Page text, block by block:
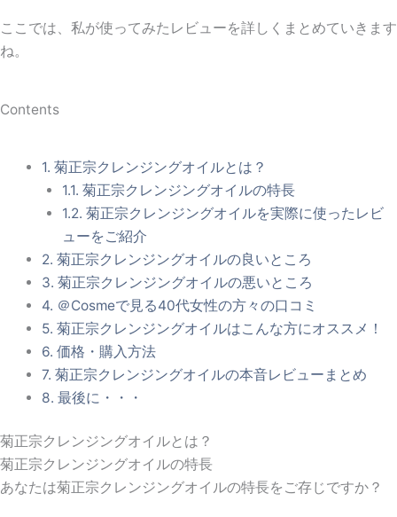
ここでは、私が使ってみたレビューを詳しくまとめていきます
ね。
Contents
1. 菊正宗クレンジングオイルとは？
1.1. 菊正宗クレンジングオイルの特長
1.2. 菊正宗クレンジングオイルを実際に使ったレビ
ューをご紹介
2. 菊正宗クレンジングオイルの良いところ
3. 菊正宗クレンジングオイルの悪いところ
4. ＠Cosmeで見る40代女性の方々の口コミ
5. 菊正宗クレンジングオイルはこんな方にオススメ！
6. 価格・購入方法
7. 菊正宗クレンジングオイルの本音レビューまとめ
8. 最後に・・・
菊正宗クレンジングオイルとは？
菊正宗クレンジングオイルの特長
あなたは菊正宗クレンジングオイルの特長をご存じですか？